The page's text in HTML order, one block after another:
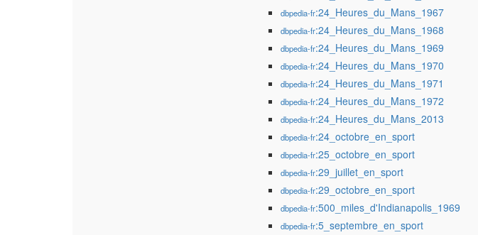
dbpedia-fr:24_Heures_du_Mans_1967
dbpedia-fr:24_Heures_du_Mans_1968
dbpedia-fr:24_Heures_du_Mans_1969
dbpedia-fr:24_Heures_du_Mans_1970
dbpedia-fr:24_Heures_du_Mans_1971
dbpedia-fr:24_Heures_du_Mans_1972
dbpedia-fr:24_Heures_du_Mans_2013
dbpedia-fr:24_octobre_en_sport
dbpedia-fr:25_octobre_en_sport
dbpedia-fr:29_juillet_en_sport
dbpedia-fr:29_octobre_en_sport
dbpedia-fr:500_miles_d'Indianapolis_1969
dbpedia-fr:5_septembre_en_sport